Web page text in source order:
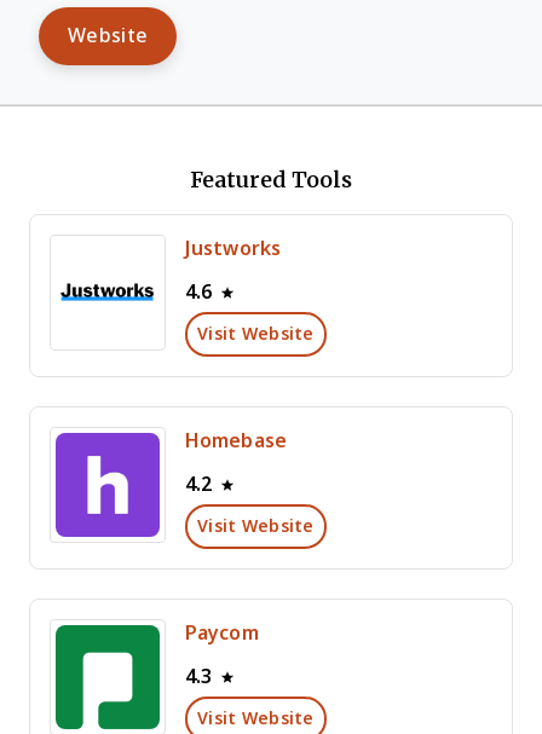
Website
Featured Tools
Justworks
4.6
Visit Website
Homebase
4.2
Visit Website
Paycom
4.3
Visit Website